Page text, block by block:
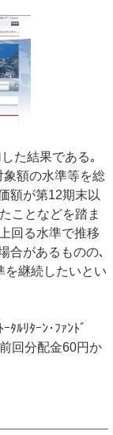
た結果である｡
額の水準等を総
額が第12期末以
ことなどを踏ま
回る水準で推移
合があるものの､
を継続したいとい
ｰﾀﾙﾘﾀｰﾝ･ﾌｧﾝﾄﾞ
回分配金60円か